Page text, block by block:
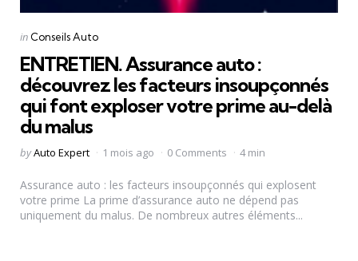
Categories
Posted
in Conseils Auto
ENTRETIEN. Assurance auto :
découvrez les facteurs insoupçonnés
qui font exploser votre prime au-delà
du malus
Posted
byAuto Expert 1 mois ago 0 Comments 4 min
Assurance auto : les facteurs insoupçonnés qui explosent
votre prime La prime d’assurance auto ne dépend pas
uniquement du malus. De nombreux autres éléments...